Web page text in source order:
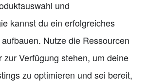
und
kannst du ein erfolgreiches
Nutze die Ressourcen
zur Verfügung stehen, um deine
zu optimieren und sei bereit,